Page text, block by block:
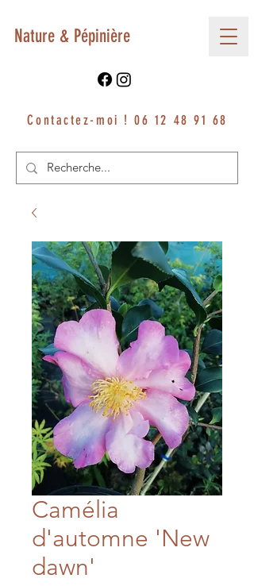
Nature & Pépinière
Contactez-moi !06 12 48 91 68
Camélia
d'automne 'New
dawn'